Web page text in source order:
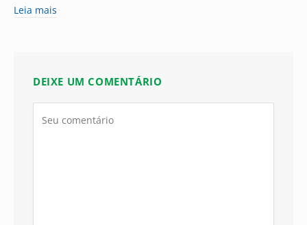
Leia mais
DEIXE UM COMENTÁRIO